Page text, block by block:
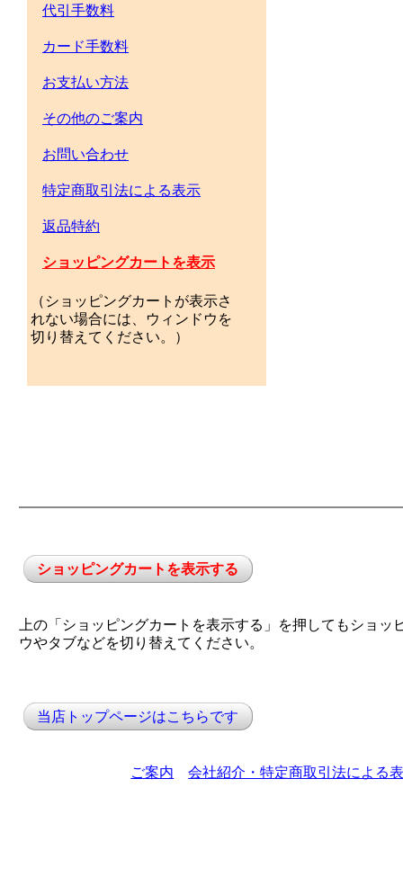
代引手数料
カード手数料
お支払い方法
その他のご案内
お問い合わせ
特定商取引法による表示
返品特約
ショッピングカートを表示
（ショッピングカートが表示さ
れない場合には、ウィンドウを
切り替えてください。）
ショッピングカートを表示する
上の「ショッピングカートを表示する」を押してもショ
ウやタブなどを切り替えてください。
当店トップページはこちらです
ご案内 会社紹介・特定商取引法による